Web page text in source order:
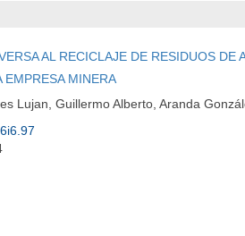
AL RECICLAJE DE RESIDUOS DE
EMPRESA MINERA
Lujan, Guillermo Alberto, Aranda